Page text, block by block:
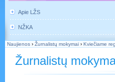
Apie LŽS
NŽKA
Naujienos › Žurnalistų mokymai › Kviečiame
Žurnalistų